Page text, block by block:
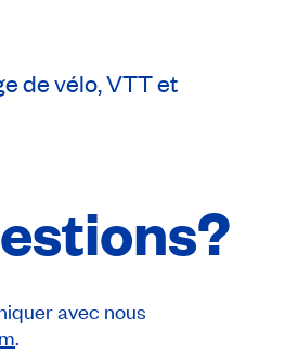
de vélo, VTT et
avec nous
.